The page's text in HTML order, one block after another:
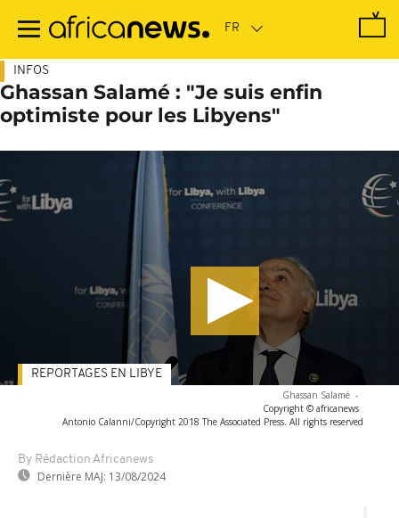
contenu
INFOS
Ghassan Salamé : "Je suis enfin
optimiste pour les Libyens"
Ghassan Salamé -
Copyright © africanews
Antonio Calanni/Copyright 2018 The Associated Press. All rights reserved
By Rédaction Africanews
Dernière MAJ: 13/08/2024
REPORTAGES EN LIBYE